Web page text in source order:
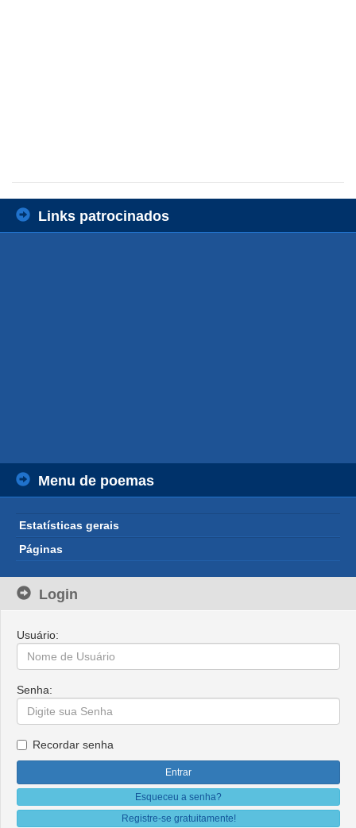
Links patrocinados
Menu de poemas
Estatísticas gerais
Páginas
Login
Usuário:
Senha:
Recordar senha
Esqueceu a senha?
Registre-se gratuitamente!